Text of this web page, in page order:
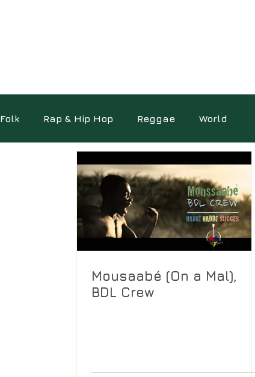
Folk Rap & Hip Hop Reggae World
Documentaires Photo Science Autres
Mousaabé (On a Mal),
BDL Crew